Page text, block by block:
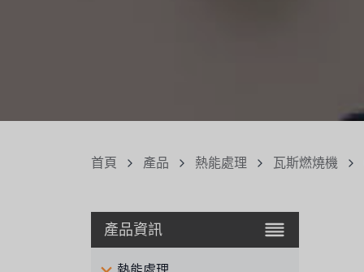
首頁 產品 熱能處理 瓦斯燃燒機
產品資訊